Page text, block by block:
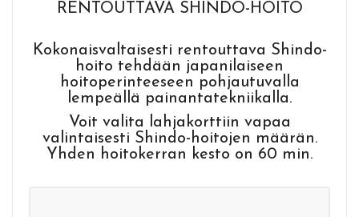
RENTOUTTAVA SHINDO-HOITO
Kokonaisvaltaisesti rentouttava Shindo-
hoito tehdään japanilaiseen
hoitoperinteeseen pohjautuvalla
lempeällä painantatekniikalla.
Voit valita lahjakorttiin vapaa
valintaisesti Shindo-hoitojen määrän.
Yhden hoitokerran kesto on 60 min.